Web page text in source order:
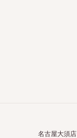
名古屋大須店